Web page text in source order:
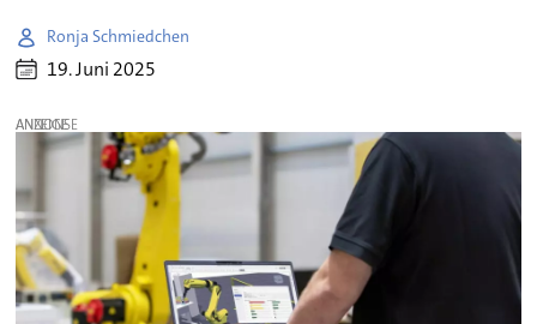
Ronja Schmiedchen
19. Juni 2025
ANZEIGE